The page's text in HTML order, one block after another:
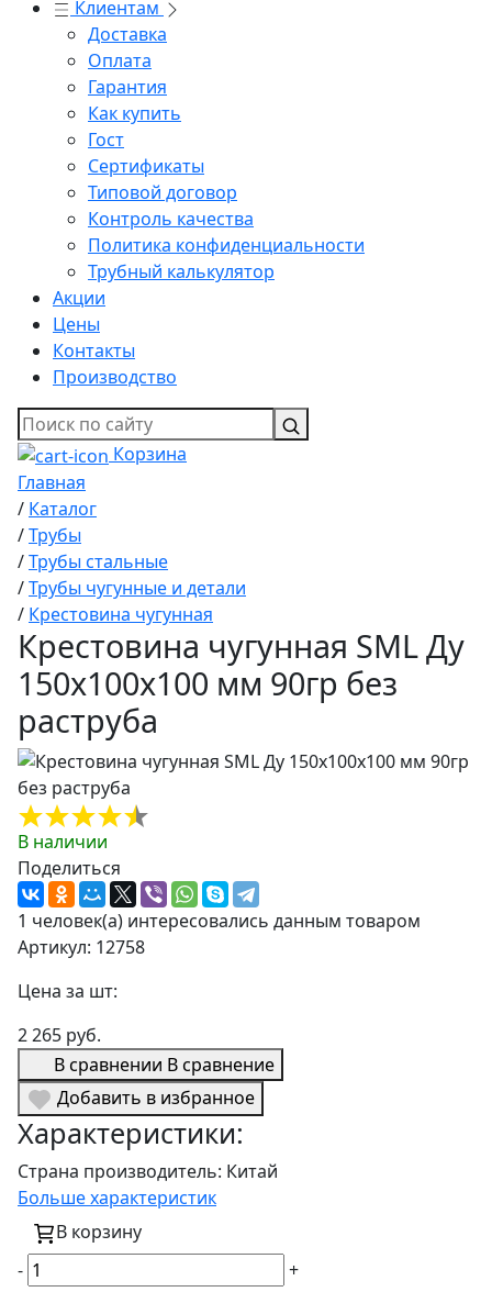
Клиентам
Доставка
Оплата
Гарантия
Как купить
Гост
Сертификаты
Типовой договор
Контроль качества
Политика конфиденциальности
Трубный калькулятор
Акции
Цены
Контакты
Производство
Корзина
Главная
/ Каталог
/Трубы
/Трубы стальные
/Трубы чугунные и детали
/ Крестовина чугунная
Крестовина чугунная SML Ду
150х100х100 мм 90гр без
раструба
В наличии
Поделиться
1 человек(а) интересовались данным товаром
Артикул: 12758
Цена за шт:
2 265 руб.
В сравнении В сравнение
Добавить в избранное
Характеристики:
Страна производитель: Китай
Больше характеристик
В корзину
-
+